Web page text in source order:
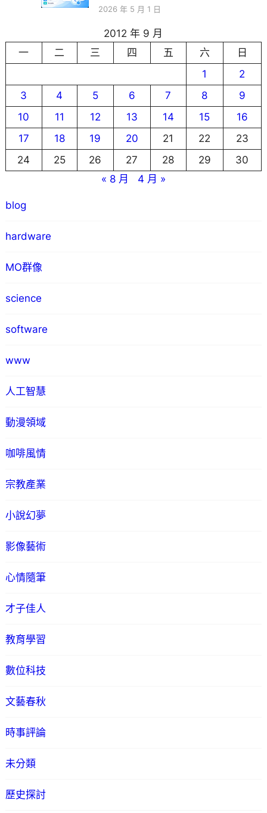
2026 年 5 月 1 日
2012 年 9 月
一
二 三 四 五 六
日
1
2
3
4 5 6 7 8
9
10
11 12 13 14 15
16
17
18 19 20 21 22
23
24
25 26 27 28 29
30
« 8 月
4 月 »
blog
hardware
MO群像
science
software
www
人工智慧
動漫領域
咖啡風情
宗教產業
小說幻夢
影像藝術
心情隨筆
才子佳人
教育學習
數位科技
文藝春秋
時事評論
未分類
歷史探討